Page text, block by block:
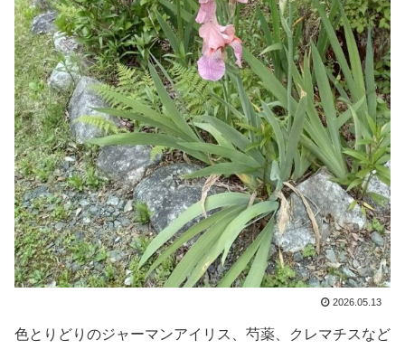
2026.05.13
色とりどりのジャーマンアイリス、芍薬、クレマチスなど